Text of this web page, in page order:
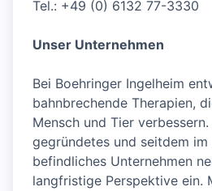
Tel.: +49 (0) 6132 77-3330
Unser Unternehmen
Bei Boehringer Ingelheim
bahnbrechende Therapien,
Mensch und Tier
gegründetes und seitdem im
befindliches Unternehmen
langfristige Perspektive ein.